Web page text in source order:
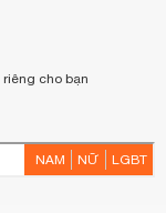
cho bạn
NAM NỮ LGBT